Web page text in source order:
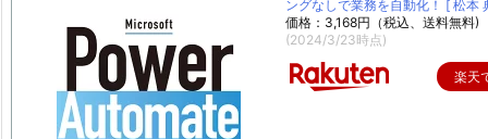
ングなしで業務を自動化！ [ 松本
価格：3,168円（税込、送料無料)
(2024/3/23時点)
楽天